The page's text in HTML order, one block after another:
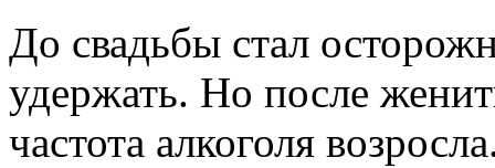
До свадьбы стал
удержать. Но после
частота алкоголя